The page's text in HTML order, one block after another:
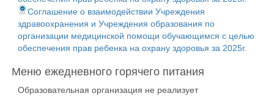
Соглашение о взаимодействии Учреждения
здравоохранения и Учреждения образования по
организации медицинской помощи обучающимся с целью
обеспечения прав ребенка на охрану здоровья за 2025г.
Меню ежедневного горячего питания
Образовательная организация не реализует